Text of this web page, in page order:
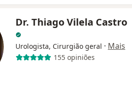
Dr. Thiago Vilela Castro
Urologista, Cirurgião geral · Mais
155 opiniões